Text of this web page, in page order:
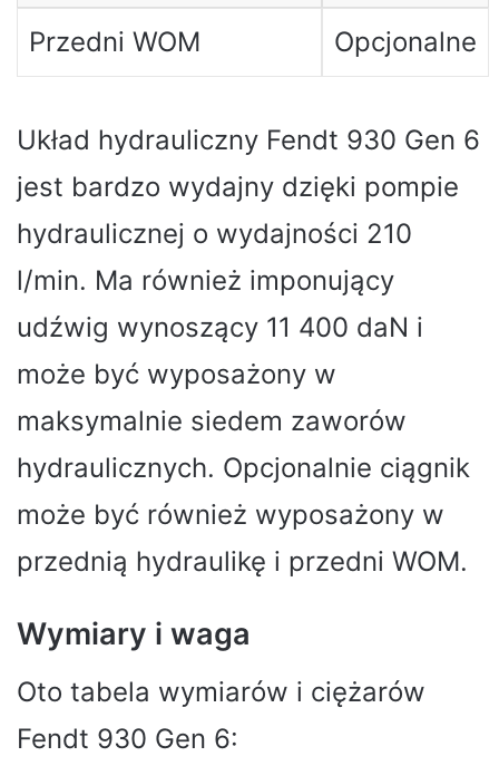
Przedni WOM Opcjonalne
Układ hydrauliczny Fendt 930 Gen 6
jest bardzo wydajny dzięki pompie
hydraulicznej o wydajności 210
l/min. Ma również imponujący
udźwig wynoszący 11 400 daN i
może być wyposażony w
maksymalnie siedem zaworów
hydraulicznych. Opcjonalnie ciągnik
może być również wyposażony w
przednią hydraulikę i przedni WOM.
Wymiary i waga
Oto tabela wymiarów i ciężarów
Fendt 930 Gen 6: